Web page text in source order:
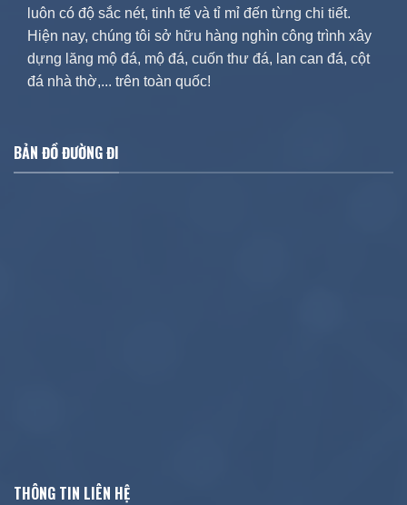
luôn có độ sắc nét, tinh tế và tỉ mỉ đến từng chi tiết.
Hiện nay, chúng tôi sở hữu hàng nghìn công trình xây
dựng lăng mộ đá, mộ đá, cuốn thư đá, lan can đá, cột
đá nhà thờ,... trên toàn quốc!
BẢN ĐỒ ĐƯỜNG ĐI
THÔNG TIN LIÊN HỆ